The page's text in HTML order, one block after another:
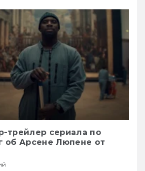
трейлер сериала по
об Арсене Люпене от